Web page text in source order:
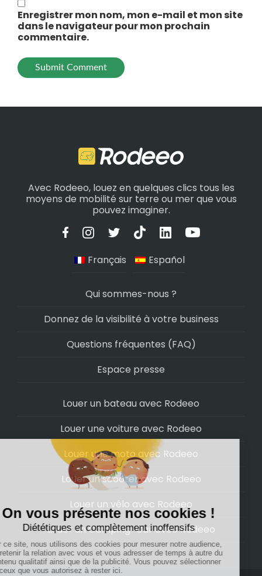
Enregistrer mon nom, mon e-mail et mon site
dans le navigateur pour mon prochain
commentaire.
Avec Rodeeo, louez en quelques clics tous les
moyens de mobilité sur terre ou mer que vous
pouvez imaginer.
Français Español
Qui sommes-nous ?
Donnez de la visibilité à votre business
Questions fréquentes (FAQ)
Espace presse
Louer un bateau avec Rodeeo
Louer une voiture avec Rodeeo
Louer une moto avec Rodeeo
Louer un scooter avec Rodeeo
Louer un vélo avec Rodeeo
Louer un Camping-Car avec Rodeeo